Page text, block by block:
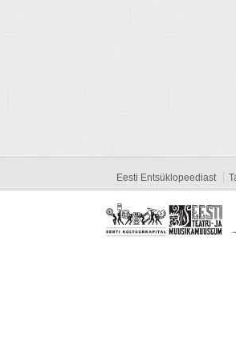
Eesti Entsüklopeediast